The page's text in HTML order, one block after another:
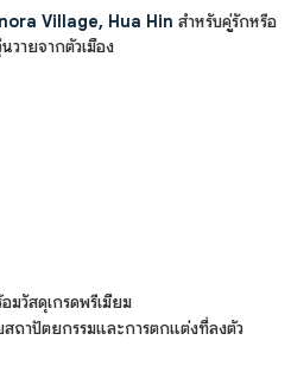
Village, Hua Hin สำหรับคู่รักหรือ
ายจากตัวเมือง
วัสดุเกรดพรีเมียม
ถาปัตยกรรมและการตกแต่งที่ลงตัว